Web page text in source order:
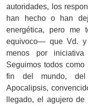
autoridades, los
han hecho o han
energética, pero me
equivoco— que Vd.
menos por
Seguimos todos
fin del mundo, del
Apocalipsis,
llegado, el agujero